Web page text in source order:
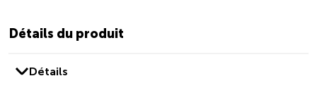
Détails du produit
Détails